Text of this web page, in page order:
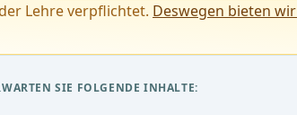
Lehre verpflichtet. Deswegen bieten
SIE FOLGENDE INHALTE: